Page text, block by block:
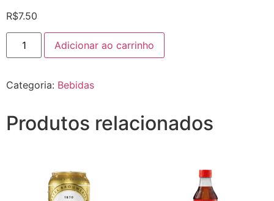
R$7.50
Refrigerante
Coca
Cola
1L
quantidade
Adicionar ao carrinho
Categoria: Bebidas
Produtos relacionados